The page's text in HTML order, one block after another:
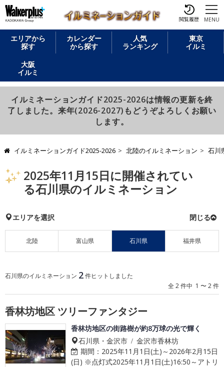
閲覧履歴 MENU
エリアから
探す
カレンダー
から探す
人気
ランキング
東京
イルミ
大阪
イルミ
イルミネーションガイド2025-2026は情報の更新を終
了しました。来年(2026-2027)もどうぞよろしくお願い
します。
イルミネーションガイド2025-2026 北陸のイルミネーション 石川
2025年11月15日に開催されてい
る石川県のイルミネーション
エリアを選択
北陸 富山県 石川県 福井県
石川県のイルミネーション 2件ヒットしました
全 2 件中 1 〜 2 件
香林坊地区 ツリーファンタジー
香林坊地区の街路樹が約8万球の光で輝く
石川県・金沢市 / 金沢市香林坊
期間： 2025年11月1日(土)～2026年2月15日
(日) ※点灯式2025年11月1日(土)16:50～アトリ